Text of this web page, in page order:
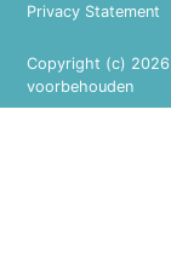
Copyright (c)
voorbehouden
Privacy Statement